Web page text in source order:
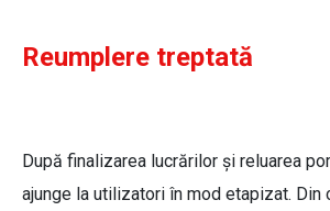
Reumplere treptată
După finalizarea lucrărilor și reluarea
ajunge la utilizatori în mod etapizat. Din